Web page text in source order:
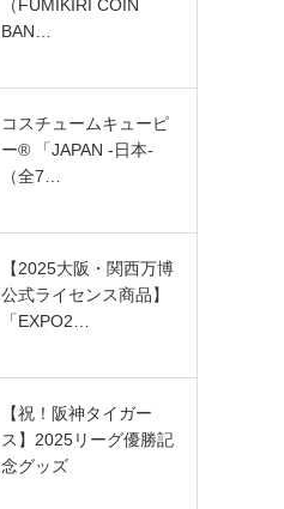
（FUMIKIRI COIN
BAN…
コスチュームキューピ
ー®︎ 「JAPAN -日本-
（全7…
【2025大阪・関西万博
公式ライセンス商品】
「EXPO2…
【祝！阪神タイガー
ス】2025リーグ優勝記
念グッズ